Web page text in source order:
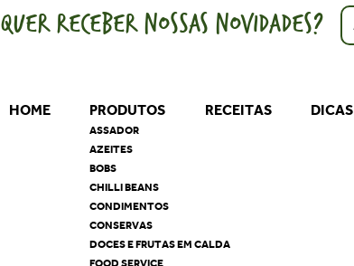
QUER RECEBER NOSSAS NOVIDADES?
HOME PRODUTOS
ASSADOR
AZEITES
BOBS
CHILLI BEANS
CONDIMENTOS
CONSERVAS
DOCES E FRUTAS EM CALDA
FOOD SERVICE
RECEITAS DICAS